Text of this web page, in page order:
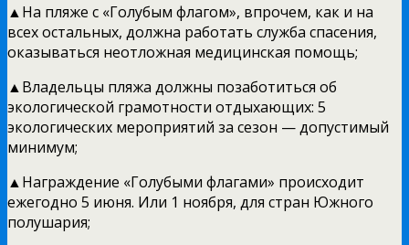
▲На пляже с «Голубым флагом», впрочем, как и на
всех остальных, должна работать служба спасения,
оказываться неотложная медицинская помощь;
▲Владельцы пляжа должны позаботиться об
экологической грамотности отдыхающих: 5
экологических мероприятий за сезон — допустимый
минимум;
▲Награждение «Голубыми флагами» происходит
ежегодно 5 июня. Или 1 ноября, для стран Южного
полушария;